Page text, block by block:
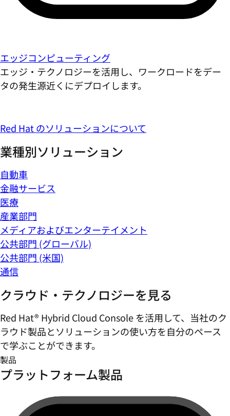
エッジコンピューティング
エッジ・テクノロジーを活用し、ワークロードをデー
タの発生源近くにデプロイします。
Red Hat のソリューションについて
業種別ソリューション
自動車
金融サービス
医療
産業部門
メディアおよびエンターテイメント
公共部門 (グローバル)
公共部門 (米国)
通信
クラウド・テクノロジーを見る
Red Hat® Hybrid Cloud Console を活用して、当社のク
ラウド製品とソリューションの使い方を自分のペース
で学ぶことができます。
製品
プラットフォーム製品